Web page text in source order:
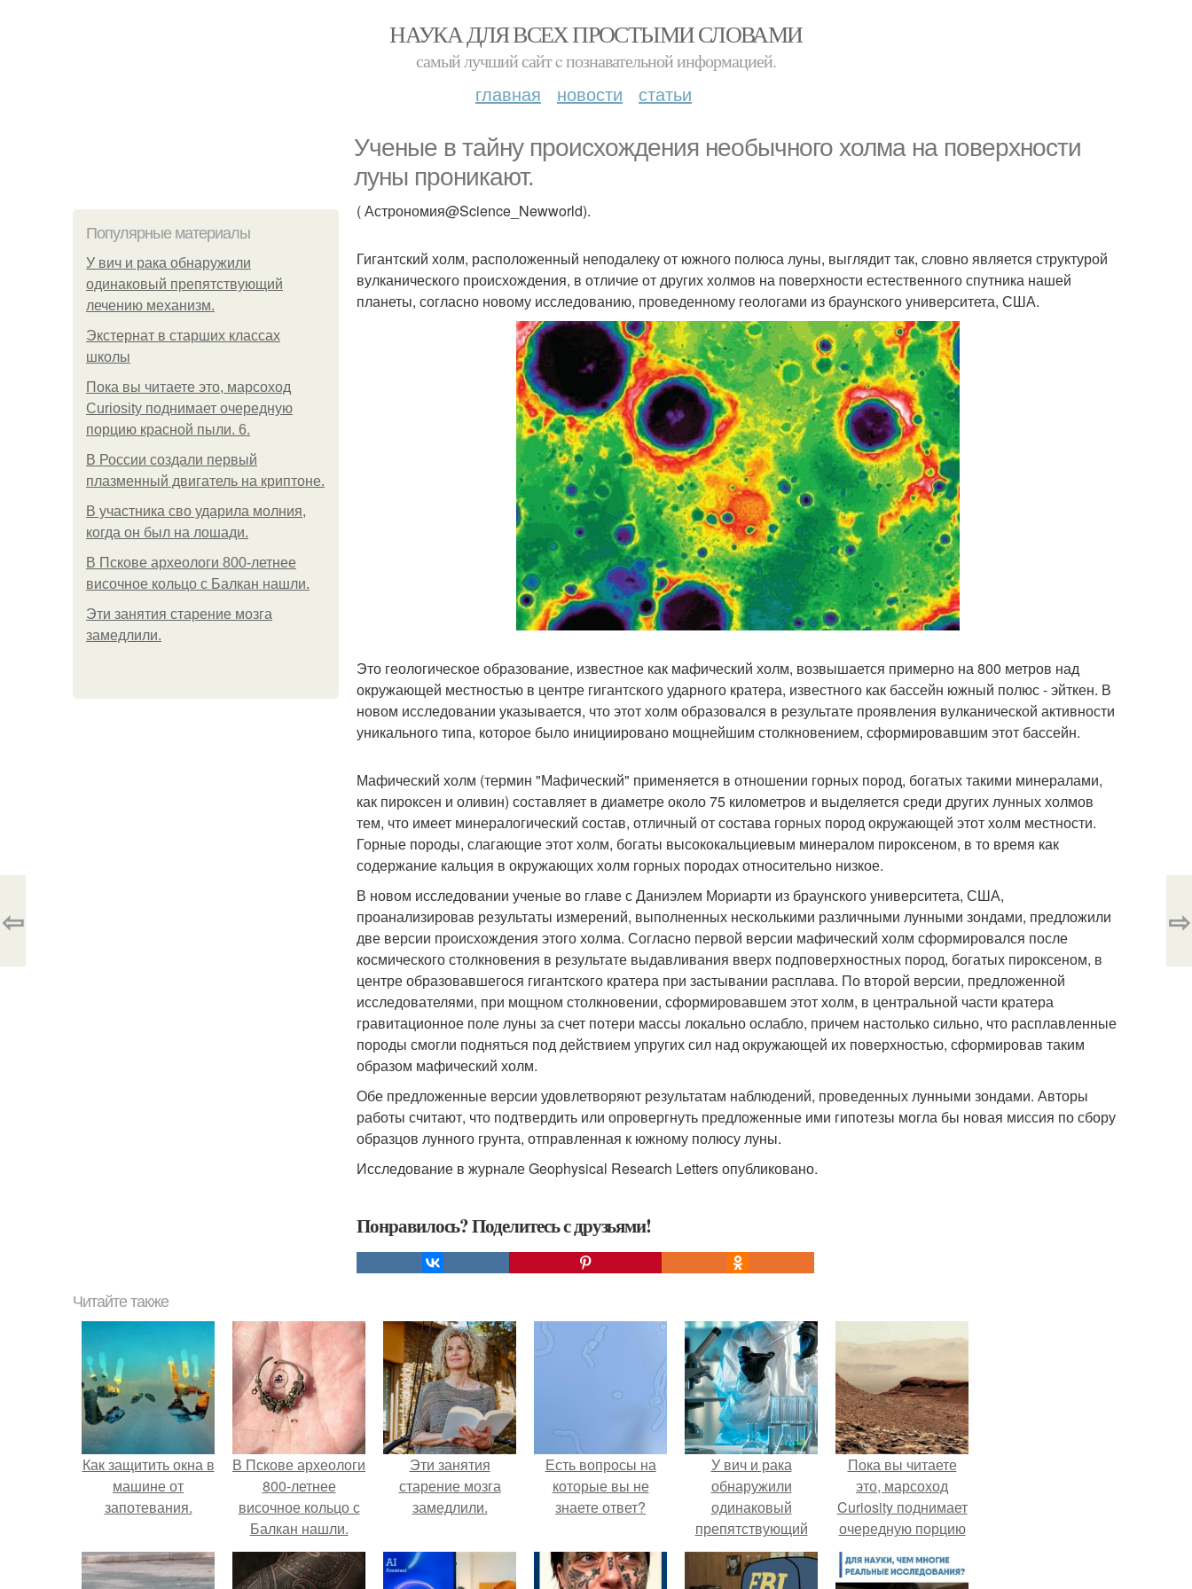
НАУКА ДЛЯ ВСЕХ ПРОСТЫМИ СЛОВАМИ
самый лучший сайт c познавательной информацией.
главная новости статьи
Ученые в тайну происхождения необычного холма на поверхности
луны проникают.
Популярные материалы
У вич и рака обнаружили
одинаковый препятствующий
лечению механизм.
Экстернат в старших классах
школы
Пока вы читаете это, марсоход
Curiosity поднимает очередную
порцию красной пыли. 6.
В России создали первый
плазменный двигатель на криптоне.
В участника сво ударила молния,
когда он был на лошади.
В Пскове археологи 800-летнее
височное кольцо с Балкан нашли.
Эти занятия старение мозга
замедлили.
( Астрономия@Science_Newworld).
Гигантский холм, расположенный неподалеку от южного полюса луны, выглядит так, словно является структурой
вулканического происхождения, в отличие от других холмов на поверхности естественного спутника нашей
планеты, согласно новому исследованию, проведенному геологами из браунского университета, США.
Это геологическое образование, известное как мафический холм, возвышается примерно на 800 метров над
окружающей местностью в центре гигантского ударного кратера, известного как бассейн южный полюс - эйткен. В
новом исследовании указывается, что этот холм образовался в результате проявления вулканической активности
уникального типа, которое было инициировано мощнейшим столкновением, сформировавшим этот бассейн.
Мафический холм (термин "Мафический" применяется в отношении горных пород, богатых такими минералами,
как пироксен и оливин) составляет в диаметре около 75 километров и выделяется среди других лунных холмов
тем, что имеет минералогический состав, отличный от состава горных пород окружающей этот холм местности.
Горные породы, слагающие этот холм, богаты высококальциевым минералом пироксеном, в то время как
содержание кальция в окружающих холм горных породах относительно низкое.
В новом исследовании ученые во главе с Даниэлем Мориарти из браунского университета, США,
проанализировав результаты измерений, выполненных несколькими различными лунными зондами, предложили
две версии происхождения этого холма. Согласно первой версии мафический холм сформировался после
космического столкновения в результате выдавливания вверх подповерхностных пород, богатых пироксеном, в
центре образовавшегося гигантского кратера при застывании расплава. По второй версии, предложенной
исследователями, при мощном столкновении, сформировавшем этот холм, в центральной части кратера
гравитационное поле луны за счет потери массы локально ослабло, причем настолько сильно, что расплавленные
породы смогли подняться под действием упругих сил над окружающей их поверхностью, сформировав таким
образом мафический холм.
Обе предложенные версии удовлетворяют результатам наблюдений, проведенных лунными зондами. Авторы
работы считают, что подтвердить или опровергнуть предложенные ими гипотезы могла бы новая миссия по сбору
образцов лунного грунта, отправленная к южному полюсу луны.
Исследование в журнале Geophysical Research Letters опубликовано.
Понравилось? Поделитесь с друзьями!
⇦ ⇨
Читайте также
Как защитить окна в
машине от
запотевания.
В Пскове археологи
800-летнее
височное кольцо с
Балкан нашли.
Эти занятия
старение мозга
замедлили.
Есть вопросы на
которые вы не
знаете ответ?
У вич и рака
обнаружили
одинаковый
препятствующий
лечению механизм.
Пока вы читаете
это, марсоход
Curiosity поднимает
очередную порцию